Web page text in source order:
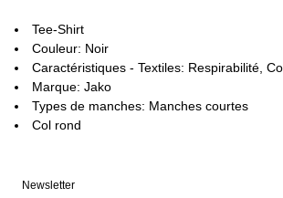
Tee-Shirt
Couleur: Noir
Caractéristiques - Textiles: Respirabilité,
Marque: Jako
Types de manches: Manches courtes
Col rond
Newsletter